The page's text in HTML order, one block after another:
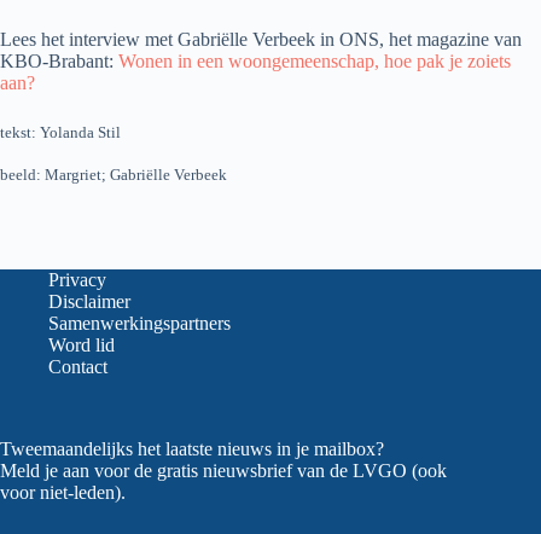
Lees het interview met Gabriëlle Verbeek in ONS, het magazine van
KBO-Brabant: Wonen in een woongemeenschap, hoe pak je zoiets
aan?
tekst: Yolanda Stil
beeld: Margriet; Gabriëlle Verbeek
Privacy
Disclaimer
Samenwerkingspartners
Word lid
Contact
Tweemaandelijks het laatste nieuws in je mailbox?
Meld je aan voor de gratis nieuwsbrief van de LVGO (ook
voor niet-leden).